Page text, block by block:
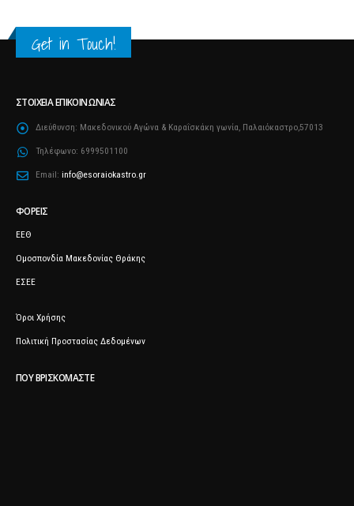
Get in Touch!
ΣΤΟΙΧΕΊΑ ΕΠΙΚΟΙΝΩΝΊΑΣ
Διεύθυνση: Μακεδονικού Αγώνα & Καραΐσκάκη γωνία, Παλαιόκαστρο,57013
Τηλέφωνο: 6999501100
Email: info@esoraiokastro.gr
ΦΟΡΕΊΣ
ΕΕΘ
Ομοσπονδία Μακεδονίας Θράκης
ΕΣΕΕ
Όροι Χρήσης
Πολιτική Προστασίας Δεδομένων
ΠΟΥ ΒΡΙΣΚΌΜΑΣΤΕ